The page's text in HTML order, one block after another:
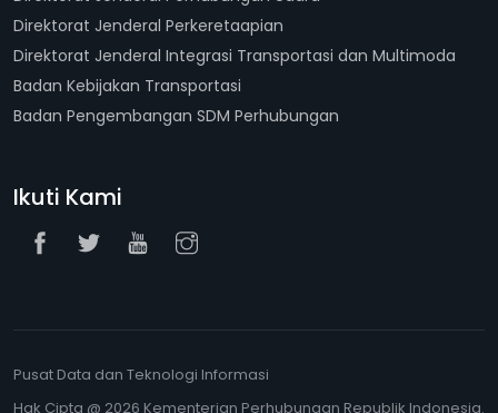
Direktorat Jenderal Perkeretaapian
Direktorat Jenderal Integrasi Transportasi dan Multimoda
Badan Kebijakan Transportasi
Badan Pengembangan SDM Perhubungan
Ikuti Kami
Pusat Data dan Teknologi Informasi
Hak Cipta @ 2026 Kementerian Perhubungan Republik Indonesia.